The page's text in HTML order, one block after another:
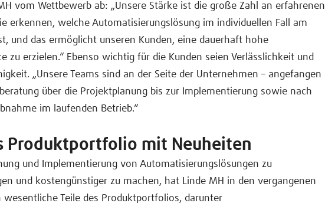
vom Wettbewerb ab: „Unsere Stärke ist die große Zahl an erfahrenen
erkennen, welche Automatisierungslösung im individuellen Fall am
und das ermöglicht unseren Kunden, eine dauerhaft hohe
zu erzielen.“ Ebenso wichtig für die Kunden seien Verlässlichkeit und
„Unsere Teams sind an der Seite der Unternehmen – angefangen
über die Projektplanung bis zur Implementierung sowie nach
im laufenden Betrieb.“
Produktportfolio mit Neuheiten
und Implementierung von Automatisierungslösungen zu
und kostengünstiger zu machen, hat Linde MH in den vergangenen
wesentliche Teile des Produktportfolios, darunter